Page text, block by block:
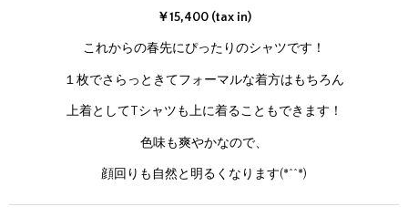
￥15,400 (tax in)
これからの春先にぴったりのシャツです！
１枚でさらっときてフォーマルな着方はもちろん
上着としてTシャツも上に着ることもできます！
色味も爽やかなので、
顔回りも自然と明るくなります(*^^*)